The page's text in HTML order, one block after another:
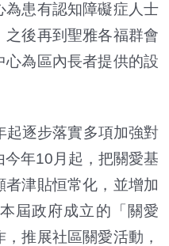
為患有認知障礙症人士
後再到聖雅各福群會
為區內長者提供的設
逐步落實多項加強對
年10月起，把關愛基
津貼恒常化，並增加
屆政府成立的「關愛
推展社區關愛活動，